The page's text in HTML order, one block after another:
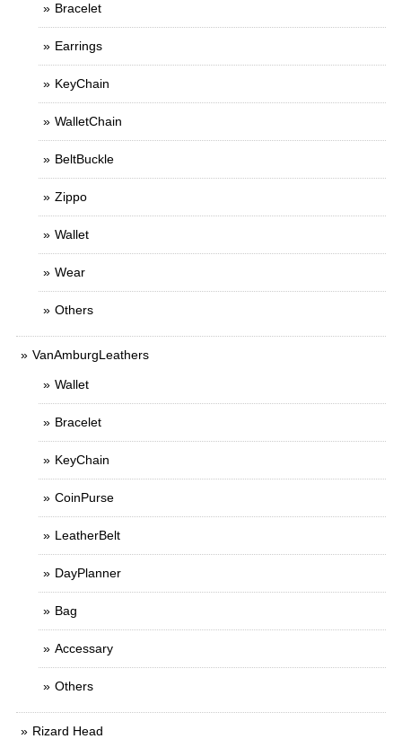
Bracelet
Earrings
KeyChain
WalletChain
BeltBuckle
Zippo
Wallet
Wear
Others
VanAmburgLeathers
Wallet
Bracelet
KeyChain
CoinPurse
LeatherBelt
DayPlanner
Bag
Accessary
Others
Rizard Head